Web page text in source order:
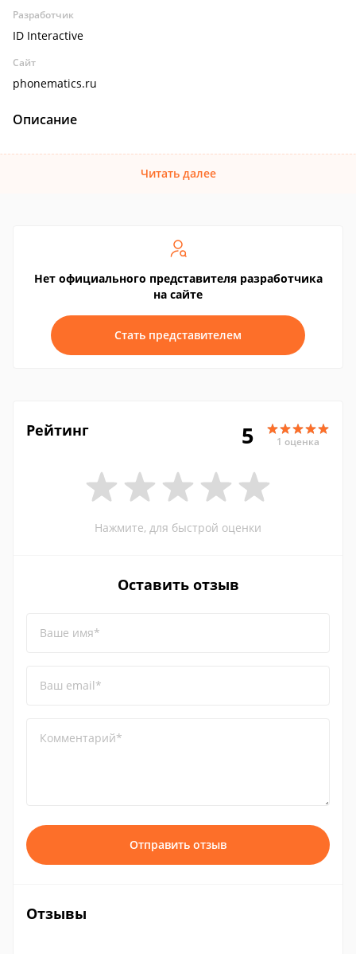
Разработчик
ID Interactive
Сайт
phonematics.ru
Описание
Читать далее
Нет официального представителя разработчика
на сайте
Стать представителем
Рейтинг 5 1 оценка
Нажмите, для быстрой оценки
Оставить отзыв
Ваше имя*
Ваш email*
Комментарий*
Отправить отзыв
Отзывы